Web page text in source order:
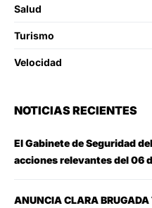
Salud
Turismo
Velocidad
NOTICIAS RECIENTES
El Gabinete de Seguridad
acciones relevantes del 06
ANUNCIA CLARA